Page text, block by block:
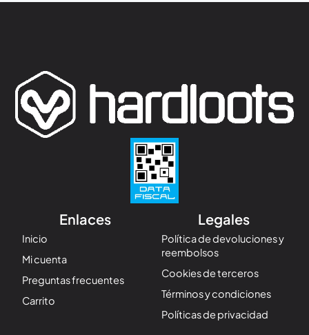
Enlaces
Inicio
Mi cuenta
Preguntas frecuentes
Carrito
Legales
Política de devoluciones y
reembolsos
Cookies de terceros
Términos y condiciones
Políticas de privacidad